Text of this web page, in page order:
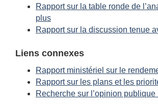
Rapport sur la table ronde de
plus
Rapport sur la discussion tenue
Liens connexes
Rapport ministériel sur le
Rapport sur les plans et les
Recherche sur l’opinion publique